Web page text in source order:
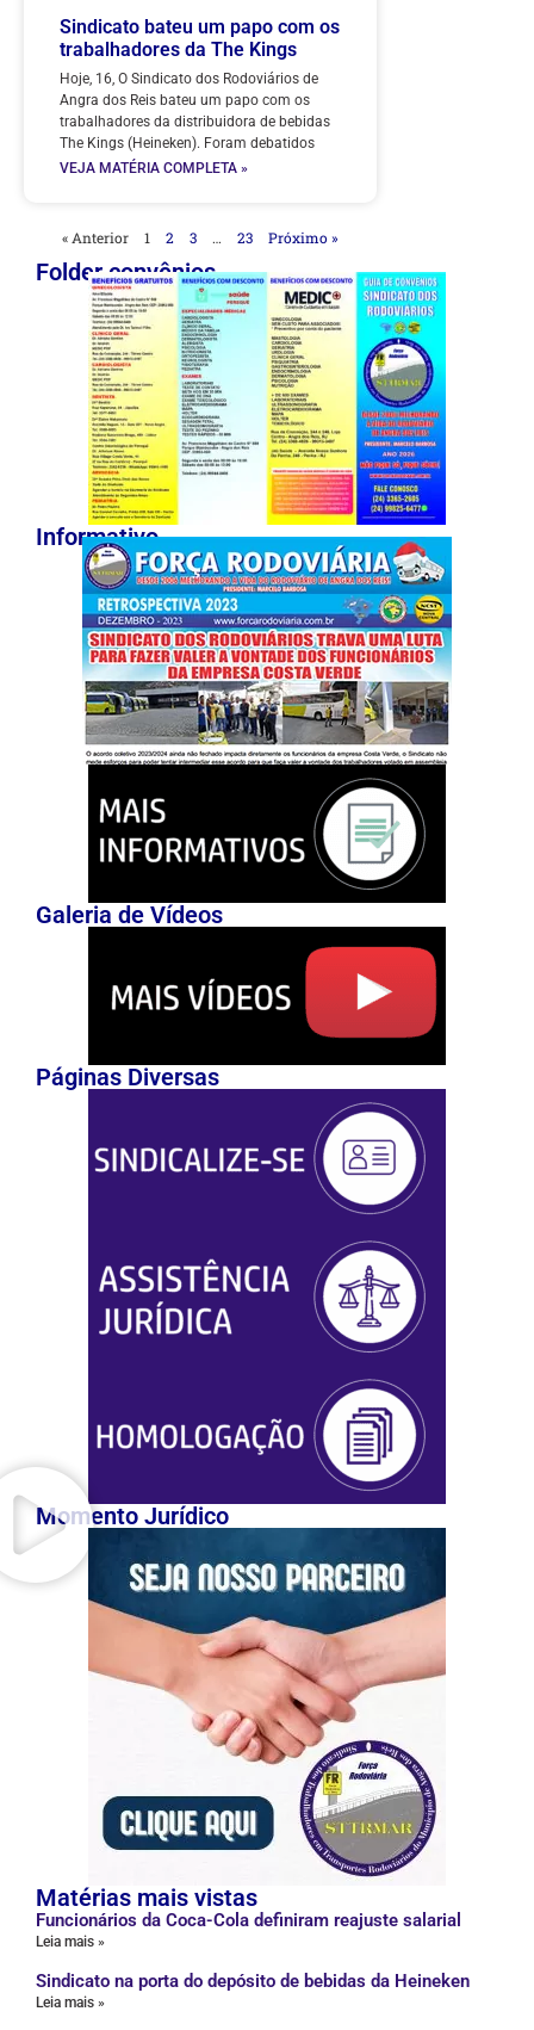
Sindicato bateu um papo com os
trabalhadores da The Kings
Hoje, 16, O Sindicato dos Rodoviários de
Angra dos Reis bateu um papo com os
trabalhadores da distribuidora de bebidas
The Kings (Heineken). Foram debatidos
VEJA MATÉRIA COMPLETA »
« Anterior 1 2 3 … 23 Próximo »
Folder convênios
Informativo
Galeria de Vídeos
Páginas Diversas
Momento Jurídico
Matérias mais vistas
Funcionários da Coca-Cola definiram reajuste salarial
Leia mais »
Sindicato na porta do depósito de bebidas da Heineken
Leia mais »